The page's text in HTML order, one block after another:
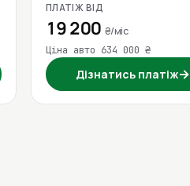
ПЛАТІЖ ВІД
19 200 ₴/міс
Ціна авто 634 000 ₴
Дізнатись платіж→